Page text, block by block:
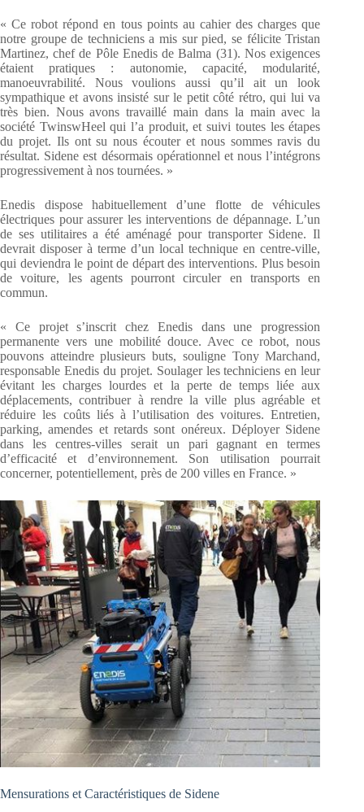
« Ce robot répond en tous points au cahier des charges que
notre groupe de techniciens a mis sur pied, se félicite Tristan
Martinez, chef de Pôle Enedis de Balma (31). Nos exigences
étaient pratiques : autonomie, capacité, modularité,
manoeuvrabilité. Nous voulions aussi qu’il ait un look
sympathique et avons insisté sur le petit côté rétro, qui lui va
très bien. Nous avons travaillé main dans la main avec la
société TwinswHeel qui l’a produit, et suivi toutes les étapes
du projet. Ils ont su nous écouter et nous sommes ravis du
résultat. Sidene est désormais opérationnel et nous l’intégrons
progressivement à nos tournées. »
Enedis dispose habituellement d’une flotte de véhicules
électriques pour assurer les interventions de dépannage. L’un
de ses utilitaires a été aménagé pour transporter Sidene. Il
devrait disposer à terme d’un local technique en centre-ville,
qui deviendra le point de départ des interventions. Plus besoin
de voiture, les agents pourront circuler en transports en
commun.
« Ce projet s’inscrit chez Enedis dans une progression
permanente vers une mobilité douce. Avec ce robot, nous
pouvons atteindre plusieurs buts, souligne Tony Marchand,
responsable Enedis du projet. Soulager les techniciens en leur
évitant les charges lourdes et la perte de temps liée aux
déplacements, contribuer à rendre la ville plus agréable et
réduire les coûts liés à l’utilisation des voitures. Entretien,
parking, amendes et retards sont onéreux. Déployer Sidene
dans les centres-villes serait un pari gagnant en termes
d’efficacité et d’environnement. Son utilisation pourrait
concerner, potentiellement, près de 200 villes en France. »
Mensurations et Caractéristiques de Sidene